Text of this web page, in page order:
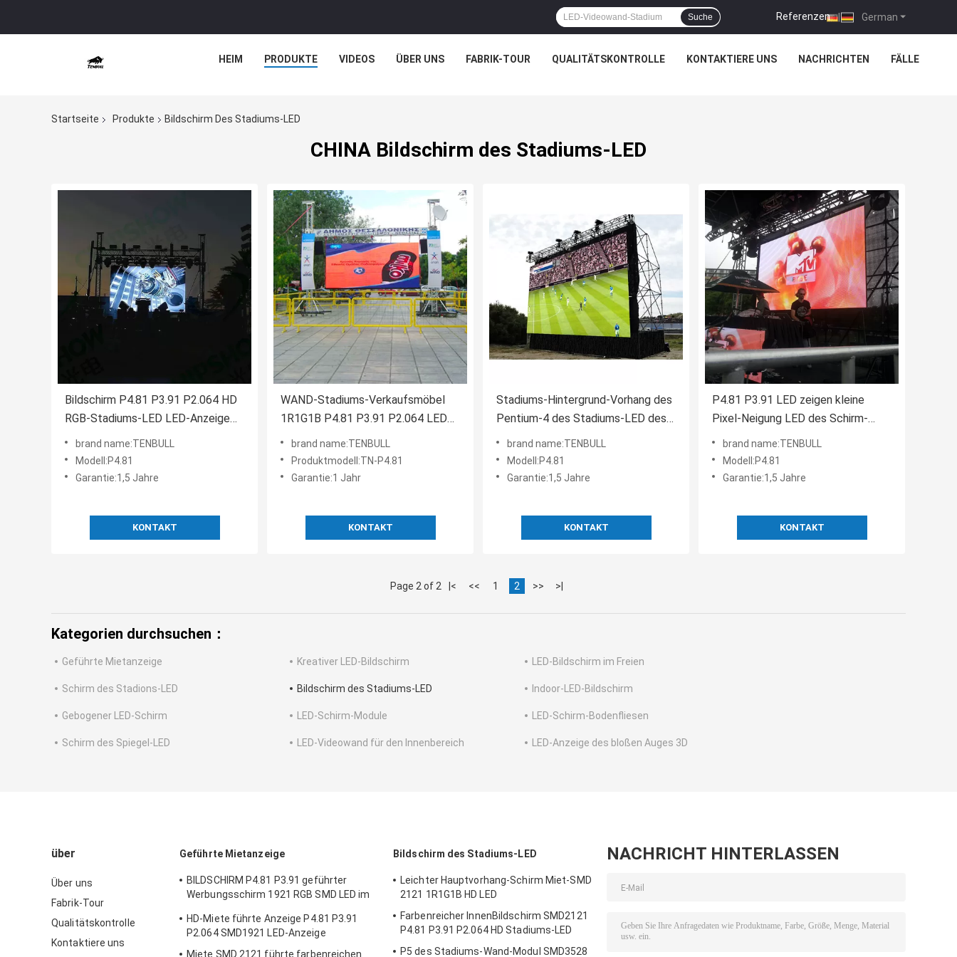
German
Referenzen |
Suche
HEIM PRODUKTE VIDEOS ÜBER UNS FABRIK-TOUR QUALITÄTSKONTROLLE KONTAKTIERE UNS NACHRICHTEN FÄLLE
Startseite Produkte Bildschirm Des Stadiums-LED
CHINA Bildschirm des Stadiums-LED
Bildschirm P4.81 P3.91 P2.064 HD
RGB-Stadiums-LED LED-Anzeige
FCCbrand name:TENBULL
Modell:P4.81
Garantie:1,5 Jahre
KONTAKT
WAND-Stadiums-Verkaufsmöbel
1R1G1B P4.81 P3.91 P2.064 LED
Video
brand name:TENBULL
Produktmodell:TN-P4.81
Garantie:1 Jahr
KONTAKT
Stadiums-Hintergrund-Vorhang des
Pentium-4 des Stadiums-LED des
Bildschirm-staubdichter P3.91 LED
brand name:TENBULL
Modell:P4.81
Garantie:1,5 Jahre
KONTAKT
P4.81 P3.91 LED zeigen kleine
Pixel-Neigung LED des Schirm-
Stadiums-SMD 2121 4.81mm an
brand name:TENBULL
Modell:P4.81
Garantie:1,5 Jahre
KONTAKT
Page 2 of 2 |< << 1 2 >> >|
Kategorien durchsuchen：
Geführte Mietanzeige Kreativer LED-Bildschirm LED-Bildschirm im Freien
Schirm des Stadions-LED Bildschirm des Stadiums-LED Indoor-LED-Bildschirm
Gebogener LED-Schirm LED-Schirm-Module LED-Schirm-Bodenfliesen
Schirm des Spiegel-LED LED-Videowand für den Innenbereich LED-Anzeige des bloßen Auges 3D
über
Über uns
Fabrik-Tour
Qualitätskontrolle
Kontaktiere uns
Geführte Mietanzeige
BILDSCHIRM P4.81 P3.91 geführter
Werbungsschirm 1921 RGB SMD LED im
HD-Miete führte Anzeige P4.81 P3.91
P2.064 SMD1921 LED-Anzeige
Miete SMD 2121 führte farbenreichen
Bildschirm des Stadiums-LED
Leichter Hauptvorhang-Schirm Miet-SMD
2121 1R1G1B HD LED
Farbenreicher InnenBildschirm SMD2121
P4.81 P3.91 P2.064 HD Stadiums-LED
P5 des Stadiums-Wand-Modul SMD3528
NACHRICHT HINTERLASSEN